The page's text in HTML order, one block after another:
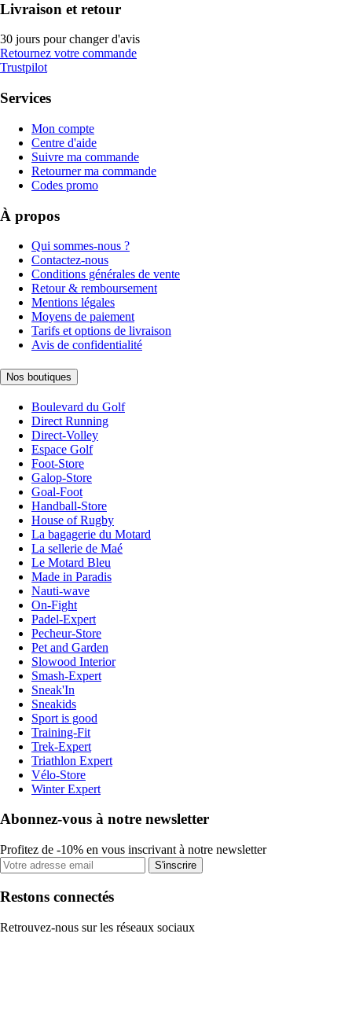
Livraison et retour
30 jours pour changer d'avis
Retournez votre commande
Trustpilot
Services
Mon compte
Centre d'aide
Suivre ma commande
Retourner ma commande
Codes promo
À propos
Qui sommes-nous ?
Contactez-nous
Conditions générales de vente
Retour & remboursement
Mentions légales
Moyens de paiement
Tarifs et options de livraison
Avis de confidentialité
Nos boutiques
Boulevard du Golf
Direct Running
Direct-Volley
Espace Golf
Foot-Store
Galop-Store
Goal-Foot
Handball-Store
House of Rugby
La bagagerie du Motard
La sellerie de Maé
Le Motard Bleu
Made in Paradis
Nauti-wave
On-Fight
Padel-Expert
Pecheur-Store
Pet and Garden
Slowood Interior
Smash-Expert
Sneak'In
Sneakids
Sport is good
Training-Fit
Trek-Expert
Triathlon Expert
Vélo-Store
Winter Expert
Abonnez-vous à notre newsletter
Profitez de -10% en vous inscrivant à notre newsletter
S'inscrire
Restons connectés
Retrouvez-nous sur les réseaux sociaux